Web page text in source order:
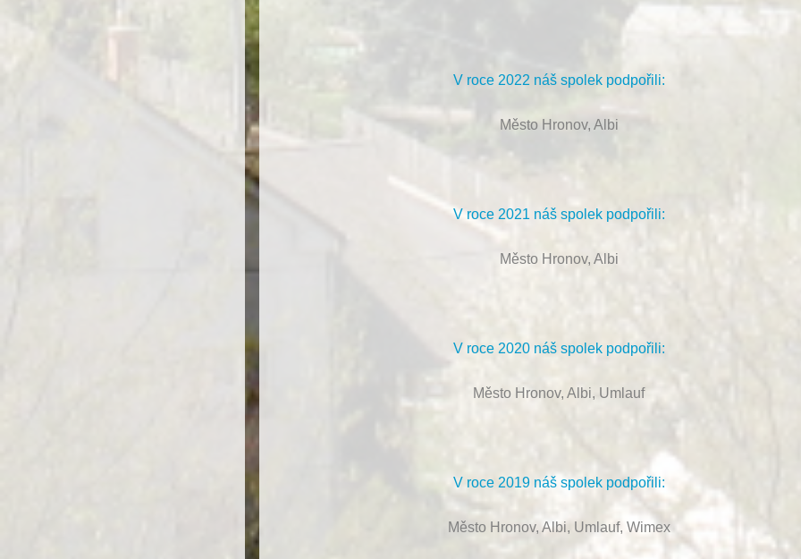
V roce 2022 náš spolek podpořili:
Město Hronov, Albi
V roce 2021 náš spolek podpořili:
Město Hronov, Albi
V roce 2020 náš spolek podpořili:
Město Hronov, Albi, Umlauf
V roce 2019 náš spolek podpořili:
Město Hronov, Albi, Umlauf, Wimex